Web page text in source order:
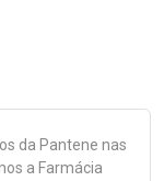
da Pantene nas
a Farmácia